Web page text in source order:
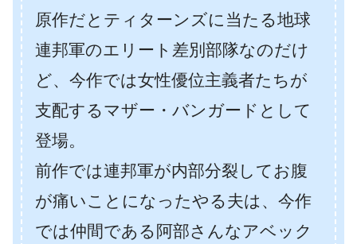
原作だとティターンズに当たる地球
連邦軍のエリート差別部隊なのだけ
ど、今作では女性優位主義者たちが
支配するマザー・バンガードとして
登場。
前作では連邦軍が内部分裂してお腹
が痛いことになったやる夫は、今作
では仲間である阿部さんなアベック